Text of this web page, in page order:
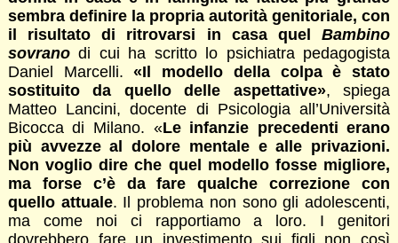
sembra definire la propria autorità genitoriale, con
il risultato di ritrovarsi in casa quelBambino
sovranodi cui ha scritto lo psichiatra pedagogista
Daniel Marcelli.«Il modello della colpa è stato
sostituito da quello delle aspettative», spiega
Matteo Lancini, docente di Psicologia all’Università
Bicocca di Milano. «Le infanzie precedenti erano
più avvezze al dolore mentale e alle privazioni.
Non voglio dire che quel modello fosse migliore,
ma forse c’è da fare qualche correzione con
quello attuale. Il problema non sono gli adolescenti,
ma come noi ci rapportiamo a loro. I genitori